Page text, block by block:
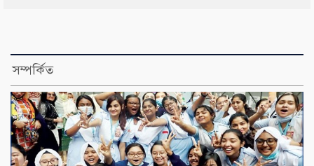
সম্পর্কিত